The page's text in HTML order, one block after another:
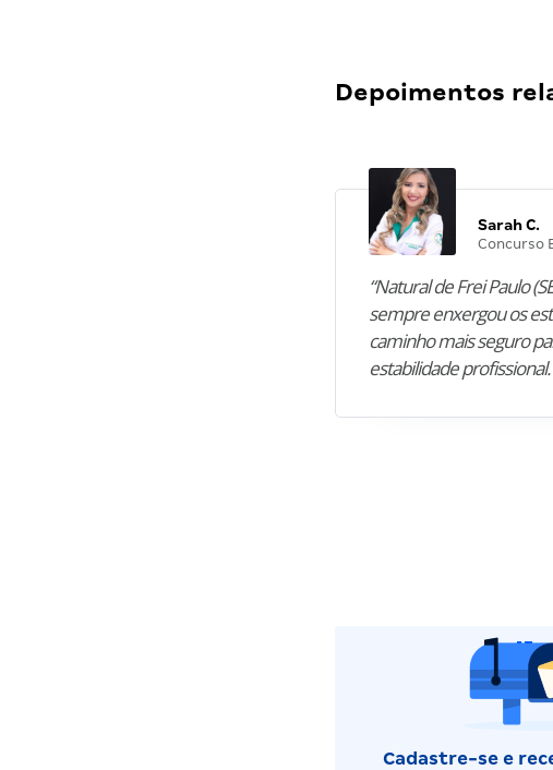
Depoimentos
Sarah C.
Concurso
“Natural de Frei Paulo
sempre enxergou os
caminho mais seguro
estabilidade
Cadastre-se e